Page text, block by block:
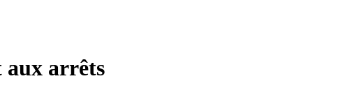
aux arrêts